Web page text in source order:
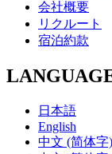
会社概要
リクルート
宿泊約款
日本語
English
中文 (简体字)